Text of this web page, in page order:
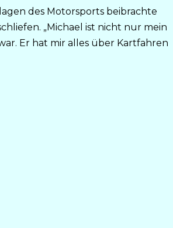
des Motorsports beibrachte
„Michael ist nicht nur mein
Er hat mir alles über Kartfahren